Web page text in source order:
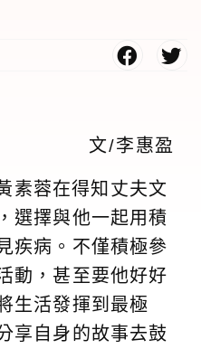
文/李惠盈
素蓉在得知丈夫文
選擇與他一起用積
疾病。不僅積極參
動，甚至要他好好
生活發揮到最極
享自身的故事去鼓